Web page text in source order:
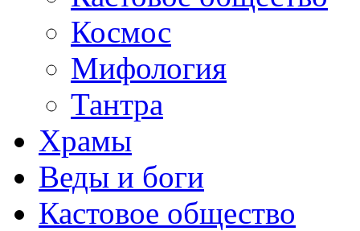
Космос
Мифология
Тантра
Храмы
Веды и боги
Кастовое общество